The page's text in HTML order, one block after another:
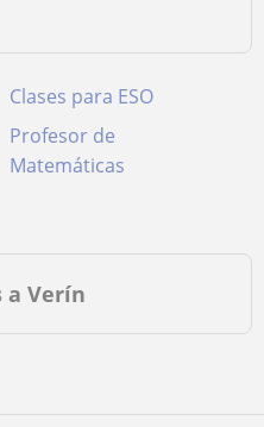
Clases para ESO
Profesor de
Matemáticas
a Verín